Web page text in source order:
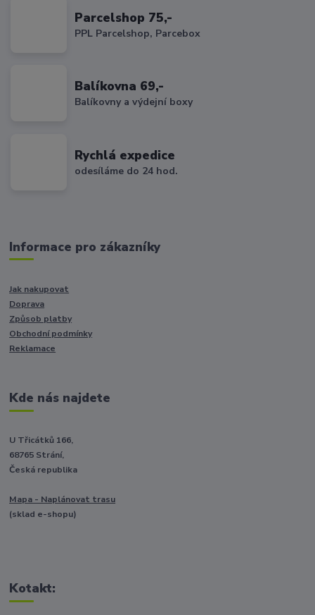
Parcelshop 75,-
PPL Parcelshop, Parcebox
Balíkovna 69,-
Balíkovny a výdejní boxy
Rychlá expedice
odesíláme do 24 hod.
Informace pro zákazníky
Jak nakupovat
Doprava
Způsob platby
Obchodní podmínky
Reklamace
Kde nás najdete
U Třicátků 166,
68765 Strání,
Česká republika
Mapa - Naplánovat trasu
(sklad e-shopu)
Kotakt: